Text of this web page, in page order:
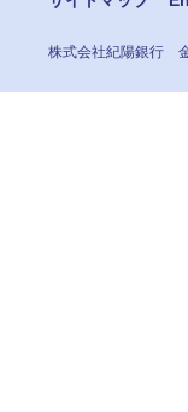
株式会社紀陽銀行